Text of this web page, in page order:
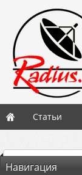
Статьи
Навигация